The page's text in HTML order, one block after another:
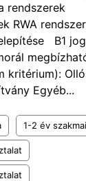
rendszerek
RWA
B1
kritérium):
Egyéb...
1-2 év